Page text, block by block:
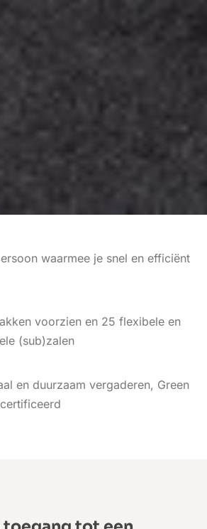
waarmee je snel en efficiënt
voorzien en 25 flexibele en
(sub)zalen
en duurzaam vergaderen, Green